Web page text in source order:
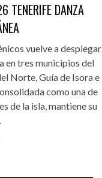
TENERIFE DANZA
vuelve a desplegar
en tres municipios del
Norte, Guía de Isora e
como una de
de la isla, mantiene su